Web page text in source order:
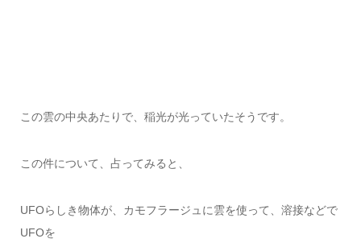
この雲の中央あたりで、稲光が光っていたそうです。
この件について、占ってみると、
UFOらしき物体が、カモフラージュに雲を使って、溶接などで
UFOを